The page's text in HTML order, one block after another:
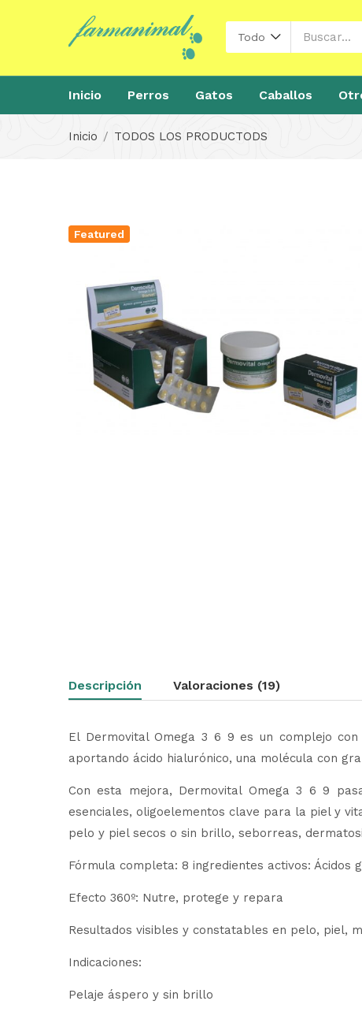
Todo
Inicio Perros Gatos Caballos
Inicio TODOS LOS PRODUCTODS
Featured
Descripción Valoraciones (19)
El Dermovital Omega 3 6 9 es un complejo
aportando ácido hialurónico, una molécula con
Con esta mejora, Dermovital Omega 3 6 9
esenciales, oligoelementos clave para la piel y
pelo y piel secos o sin brillo, seborreas,
Fórmula completa: 8 ingredientes activos: Ácidos
Efecto 360º: Nutre, protege y repara
Resultados visibles y constatables en pelo, piel,
Indicaciones:
Pelaje áspero y sin brillo